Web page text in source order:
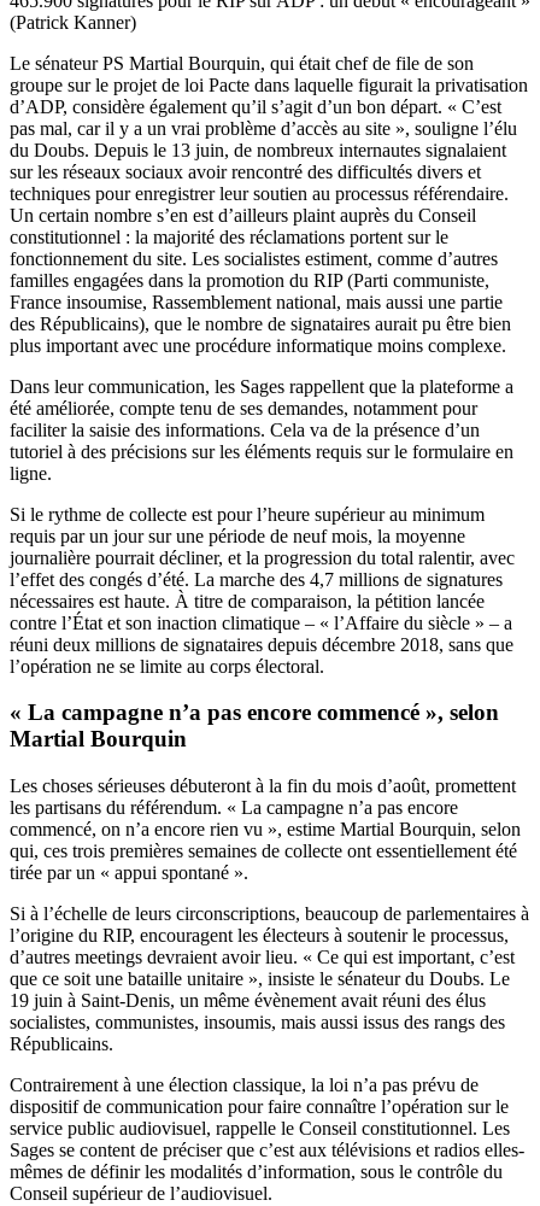
(Patrick Kanner)
Le sénateur PS Martial Bourquin, qui était chef de file de son
groupe sur le projet de loi Pacte dans laquelle figurait la privatisation
d’ADP, considère également qu’il s’agit d’un bon départ. « C’est
pas mal, car il y a un vrai problème d’accès au site », souligne l’élu
du Doubs. Depuis le 13 juin, de nombreux internautes signalaient
sur les réseaux sociaux avoir rencontré des difficultés divers et
techniques pour enregistrer leur soutien au processus référendaire.
Un certain nombre s’en est d’ailleurs plaint auprès du Conseil
constitutionnel : la majorité des réclamations portent sur le
fonctionnement du site. Les socialistes estiment, comme d’autres
familles engagées dans la promotion du RIP (Parti communiste,
France insoumise, Rassemblement national, mais aussi une partie
des Républicains), que le nombre de signataires aurait pu être bien
plus important avec une procédure informatique moins complexe.
Dans leur communication, les Sages rappellent que la plateforme a
été améliorée, compte tenu de ses demandes, notamment pour
faciliter la saisie des informations. Cela va de la présence d’un
tutoriel à des précisions sur les éléments requis sur le formulaire en
ligne.
Si le rythme de collecte est pour l’heure supérieur au minimum
requis par un jour sur une période de neuf mois, la moyenne
journalière pourrait décliner, et la progression du total ralentir, avec
l’effet des congés d’été. La marche des 4,7 millions de signatures
nécessaires est haute. À titre de comparaison, la pétition lancée
contre l’État et son inaction climatique – « l’Affaire du siècle » – a
réuni deux millions de signataires depuis décembre 2018, sans que
l’opération ne se limite au corps électoral.
« La campagne n’a pas encore commencé », selon
Martial Bourquin
Les choses sérieuses débuteront à la fin du mois d’août, promettent
les partisans du référendum. « La campagne n’a pas encore
commencé, on n’a encore rien vu », estime Martial Bourquin, selon
qui, ces trois premières semaines de collecte ont essentiellement été
tirée par un « appui spontané ».
Si à l’échelle de leurs circonscriptions, beaucoup de parlementaires à
l’origine du RIP, encouragent les électeurs à soutenir le processus,
d’autres meetings devraient avoir lieu. « Ce qui est important, c’est
que ce soit une bataille unitaire », insiste le sénateur du Doubs. Le
19 juin à Saint-Denis, un même évènement avait réuni des élus
socialistes, communistes, insoumis, mais aussi issus des rangs des
Républicains.
Contrairement à une élection classique, la loi n’a pas prévu de
dispositif de communication pour faire connaître l’opération sur le
service public audiovisuel, rappelle le Conseil constitutionnel. Les
Sages se content de préciser que c’est aux télévisions et radios elles-
mêmes de définir les modalités d’information, sous le contrôle du
Conseil supérieur de l’audiovisuel.